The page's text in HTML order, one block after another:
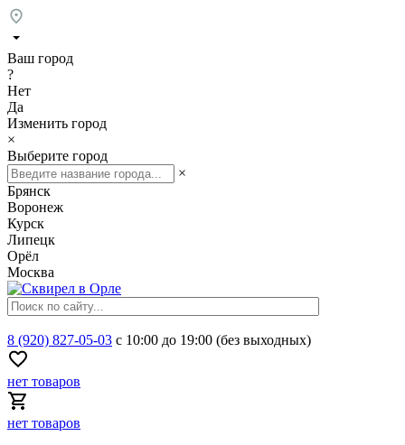
Ваш город
?
Нет
Да
Изменить город
×
Выберите город
×
Брянск
Воронеж
Курск
Липецк
Орёл
Москва
8 (920) 827-05-03 с 10:00 до 19:00 (без выходных)
нет товаров
нет товаров